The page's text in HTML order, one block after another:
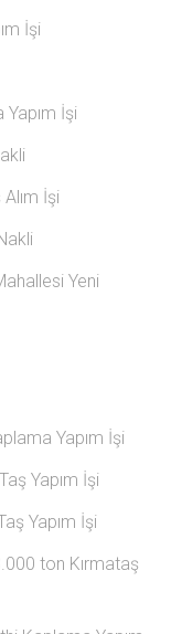
İşi
İşi
İşi
Yeni
Yapım İşi
Yapım İşi
Yapım İşi
ton Kırmataş